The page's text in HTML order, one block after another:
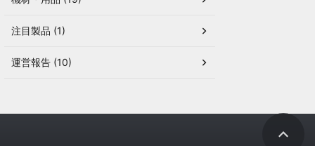
注目製品 (1)
運営報告 (10)